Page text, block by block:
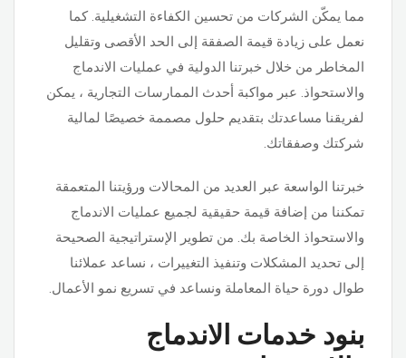
مما يمكّن الشركات من تحسين الكفاءة التشغيلية. كما
نعمل على زيادة قيمة الصفقة إلى الحد الأقصى وتقليل
المخاطر من خلال خبرتنا الدولية في عمليات الاندماج
والاستحواذ. عبر مواكبة أحدث الممارسات التجارية ، يمكن
لفريقنا مساعدتك بتقديم حلول مصممة خصيصًا لمالية
شركتك وصفقاتك.
خبرتنا الواسعة عبر العديد من المحالات ورؤيتنا المتعمقة
تمكننا من إضافة قيمة حقيقية لجميع عمليات الاندماج
والاستحواذ الخاصة بك. من تطوير الإستراتيجية الصحيحة
إلى تحديد المشكلات وتنفيذ التغييرات ، نساعد عملائنا
طوال دورة حياة المعاملة ونساعد في تسريع نمو الأعمال.
بنود خدمات الاندماج